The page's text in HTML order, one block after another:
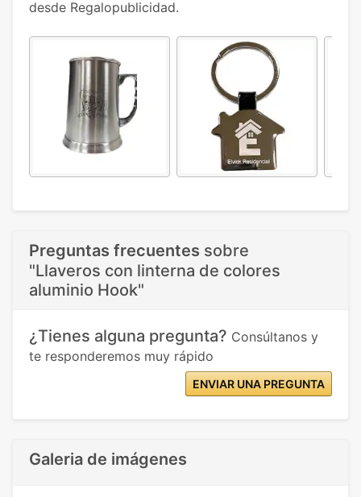
desde Regalopublicidad.
Preguntas frecuentes sobre
"Llaveros con linterna de colores
aluminio Hook"
¿Tienes alguna pregunta? Consúltanos y
te responderemos muy rápido
ENVIAR UNA PREGUNTA
Galeria de imágenes